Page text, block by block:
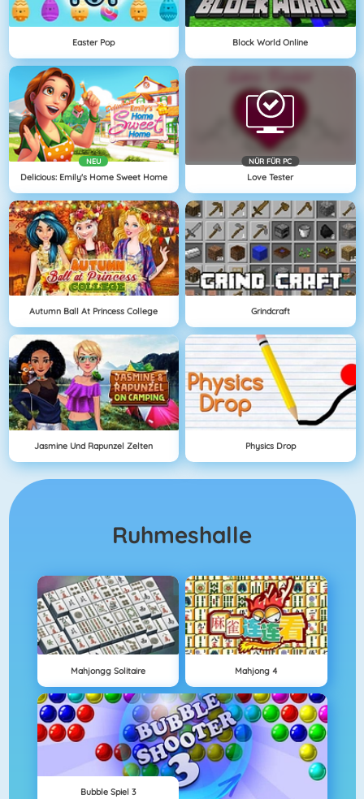
Easter Pop Block World Online
NEU
Delicious: Emily's Home Sweet Home
NÜR FÜR PC
Love Tester
Autumn Ball At Princess College Grindcraft
Jasmine Und Rapunzel Zelten Physics Drop
Ruhmeshalle
Mahjongg Solitaire Mahjong 4
Bubble Spiel 3